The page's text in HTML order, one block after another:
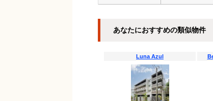
あなたにおすすめの類似物件
Luna Azul